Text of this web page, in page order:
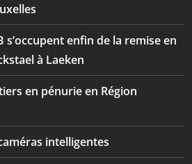
s’occupent enfin de la remise en
à Laeken
en pénurie en Région
intelligentes